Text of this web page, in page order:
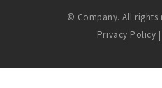
© Company. All rights
Privacy Policy |